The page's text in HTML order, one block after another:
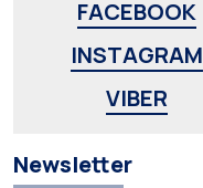
FACEBOOK
INSTAGRAM
VIBER
Newsletter